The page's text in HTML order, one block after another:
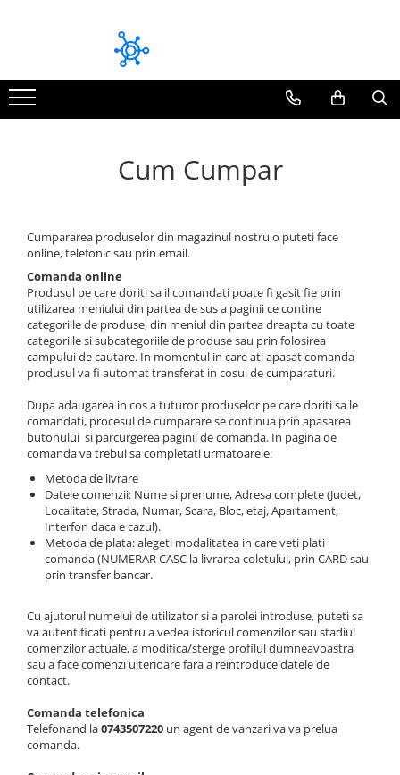
Module bluetooth dedicate
Volkswagen
Pioneer
Seat
Toyota
Fiat / Alfa Romeo / Lancia
Honda
Mazda
BMW
Ford
Renault
Mercedes Benz
Citroen / Peugeot
Nissan
Volvo
Jeep / Crysler / Dodge
Suzuki
Land Rover
Nissan
Opel
Porsche
Module CarPlay / Android Auto Dedicate
Audi
BMW
Volvo
Cum Cumpar
Cumpararea produselor din magazinul nostru o puteti face
online, telefonic sau prin email.
Comanda online
Produsul pe care doriti sa il comandati poate fi gasit fie prin
utilizarea meniului din partea de sus a paginii ce contine
categoriile de produse, din meniul din partea dreapta cu toate
categoriile si subcategoriile de produse sau prin folosirea
campului de cautare. In momentul in care ati apasat comanda
produsul va fi automat transferat in cosul de cumparaturi.
Dupa adaugarea in cos a tuturor produselor pe care doriti sa le
comandati, procesul de cumparare se continua prin apasarea
butonului si parcurgerea paginii de comanda. In pagina de
comanda va trebui sa completati urmatoarele:
Metoda de livrare
Datele comenzii: Nume si prenume, Adresa complete (Judet,
Localitate, Strada, Numar, Scara, Bloc, etaj, Apartament,
Interfon daca e cazul).
Metoda de plata: alegeti modalitatea in care veti plati
comanda (NUMERAR CASC la livrarea coletului, prin CARD sau
prin transfer bancar.
Cu ajutorul numelui de utilizator si a parolei introduse, puteti sa
va autentificati pentru a vedea istoricul comenzilor sau stadiul
comenzilor actuale, a modifica/sterge profilul dumneavoastra
sau a face comenzi ulterioare fara a reintroduce datele de
contact.
Comanda telefonica
Telefonand la0743507220 un agent de vanzari va va prelua
comanda.